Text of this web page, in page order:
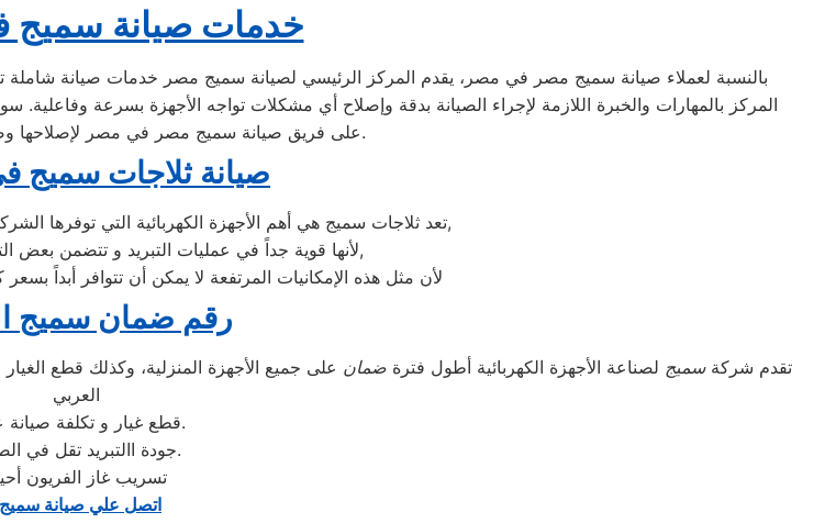
خدمات صيانة سميج
بالنسبة لعملاء صيانة سميج مصر في مصر، يقدم المركز الرئيسي لصيانة سميج مصر خدمات صيانة شاملة
المركز بالمهارات والخبرة اللازمة لإجراء الصيانة بدقة وإصلاح أي مشكلات تواجه الأجهزة بسرعة
على فريق صيانة سميج مصر في مصر لإصلاحها وضمان عملها بكفاءة مرة أخرى.
صيانة ثلاجات سميج
تعد ثلاجات سميج هي أهم الأجهزة الكهربائية التي توفرها الشركة و أكثرها مبيعاً بين بقية المنتجات الأخرى,
لأنها قوية جداً في عمليات التبريد و تتضمن بعض التقنيات المتميزة كتقنية الانفلتر,
لأن مثل هذه الإمكانيات المرتفعة لا يمكن أن تتوافر أبداً
رقم ضمان سميج
تقدم شركةسميج لصناعة الأجهزة الكهربائية أطول فترةضمان على جميع الأجهزة المنزلية، وكذلك قطع
العربي
قطع غيار و تكلفة صيانة عالية.
جودة االتبريد تقل في الصيف.
تسريب غاز الفريون
اتصل علي صيانة سميج